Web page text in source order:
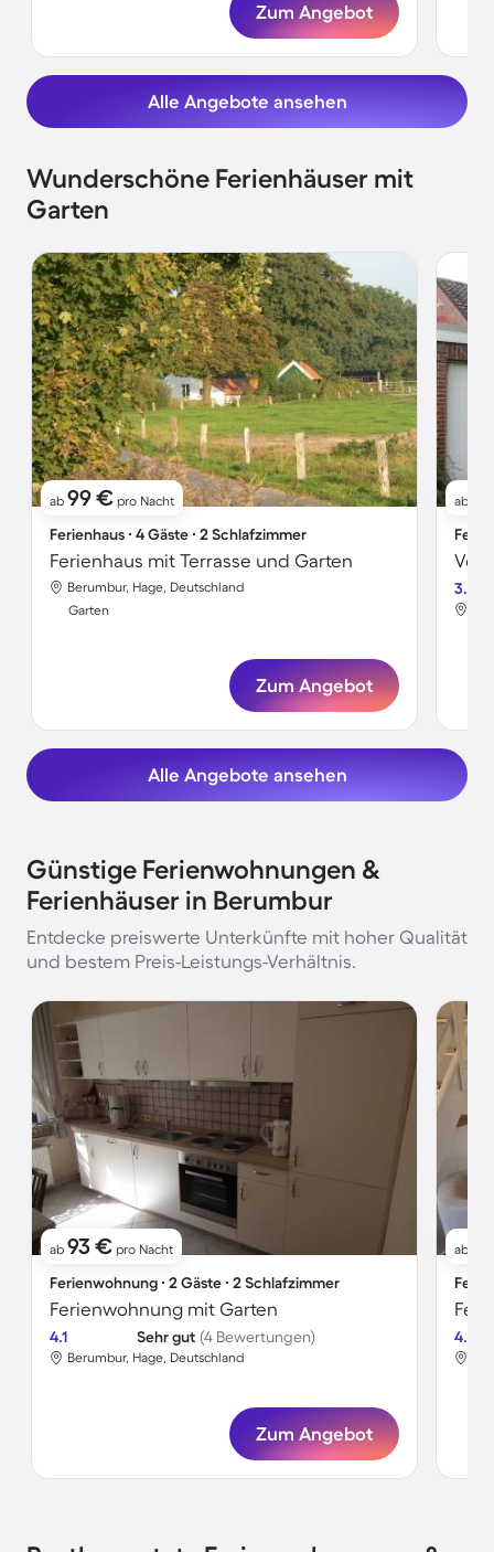
Zum Angebot
Alle Angebote ansehen
Wunderschöne Ferienhäuser mit
Garten
ab 99 € pro Nacht
Ferienhaus ∙ 4 Gäste ∙ 2 Schlafzimmer
Ferienhaus mit Terrasse und Garten
Berumbur, Hage, Deutschland
Garten
Zum Angebot
ab
3.6
Alle Angebote ansehen
Günstige Ferienwohnungen &
Ferienhäuser in Berumbur
Entdecke preiswerte Unterkünfte mit hoher Qualität
und bestem Preis-Leistungs-Verhältnis.
ab 93 € pro Nacht
Ferienwohnung ∙ 2 Gäste ∙ 2 Schlafzimmer
Ferienwohnung mit Garten
4.1 Sehr gut (4 Bewertungen)
Berumbur, Hage, Deutschland
Zum Angebot
ab
4.7